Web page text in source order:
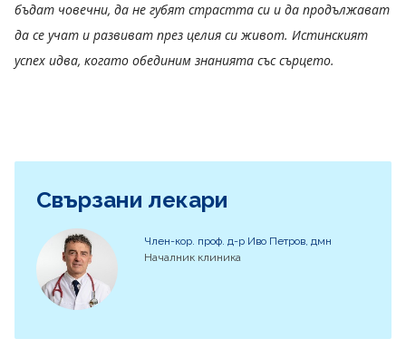
бъдат човечни, да не губят страстта си и да продължават
да се учат и развиват през целия си живот. Истинският
успех идва, когато обединим знанията със сърцето.
Свързани лекари
Член-кор. проф. д-р Иво Петров, дмн
Началник клиника